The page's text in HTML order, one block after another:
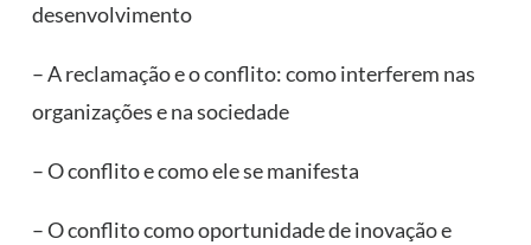
desenvolvimento
– A reclamação e o conflito: como interferem nas
organizações e na sociedade
– O conflito e como ele se manifesta
– O conflito como oportunidade de inovação e